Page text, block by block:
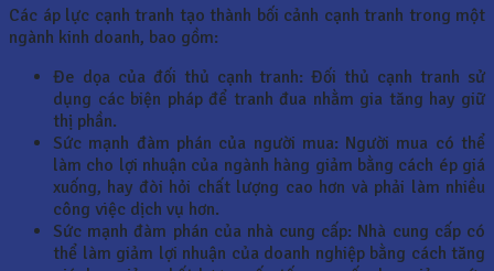
Các áp lực cạnh tranh tạo thành bối cảnh cạnh tranh trong một
ngành kinh doanh, bao gồm:
Đe dọa của đối thủ cạnh tranh: Đối thủ cạnh tranh sử
dụng các biện pháp để tranh đua nhằm gia tăng hay giữ
thị phần.
Sức mạnh đàm phán của người mua: Người mua có thể
làm cho lợi nhuận của ngành hàng giảm bằng cách ép giá
xuống, hay đòi hỏi chất lượng cao hơn và phải làm nhiều
công việc dịch vụ hơn.
Sức mạnh đàm phán của nhà cung cấp: Nhà cung cấp có
thể làm giảm lợi nhuận của doanh nghiệp bằng cách tăng